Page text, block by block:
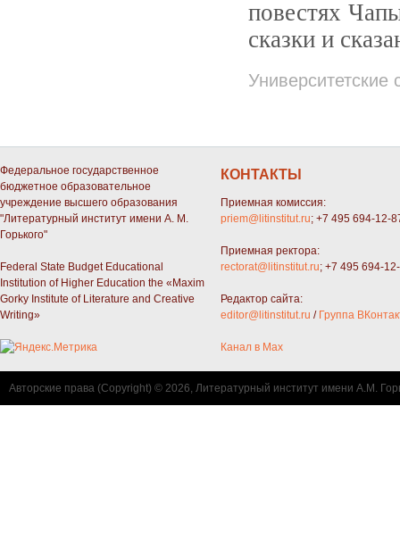
повестях
сказки и
Университетские
Федеральное государственное
бюджетное образовательное
учреждение высшего образования
"Литературный институт имени А. М.
Горького"
Federal State Budget Educational
Institution of Higher Education the «Maxim
Gorky Institute of Literature and Creative
Writing»
КОНТАКТЫ
Приемная комиссия:
priem@litinstitut.ru; +7 495 694-12-
Приемная ректора:
rectorat@litinstitut.ru; +7 495 694-
Редактор сайта:
editor@litinstitut.ru / Группа
Канал в Max
Авторские права (Copyright) © 2026, Литературный институт имени А.М.